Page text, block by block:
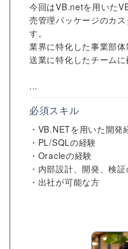
今回はVB.netを用いた
売管理パッケージのカ
す。
業界に特化した事業部
送業に特化したチームに
...
必須スキル
・VB.NETを用いた開発
・PL/SQLの経験
・Oracleの経験
・内部設計、開発、検
・出社が可能な方